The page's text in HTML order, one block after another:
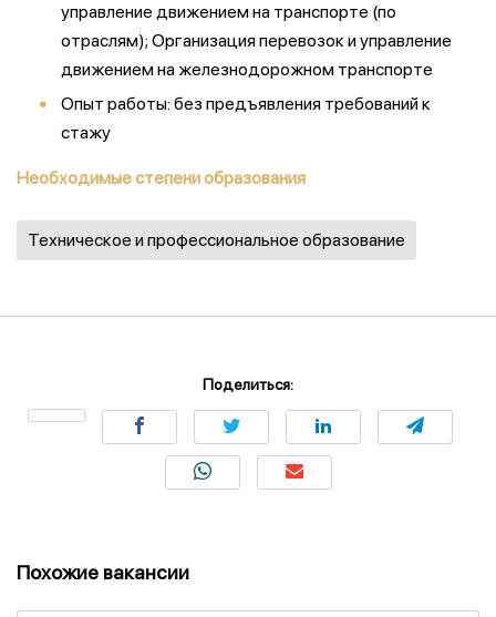
управление движением на транспорте (по
отраслям); Организация перевозок и управление
движением на железнодорожном транспорте
Опыт работы: без предъявления требований к
стажу
Необходимые степени образования
Техническое и профессиональное образование
Поделиться:
Похожие вакансии